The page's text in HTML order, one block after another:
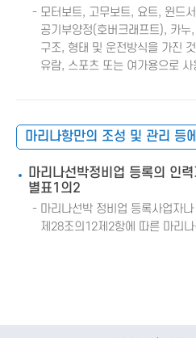
모터보트, 고무보트, 요트, 윈드
공기부양정(호버크래프트), 카
구조, 형태 및 운전방식을 가진
유람, 스포츠 또는 여가용으로
마리나항만의 조성 및 관리 등
마리나선박정비업 등록의 인
별표1의2
마리나선박 정비업 등록사업자
제28조의12제2항에 따른 마리